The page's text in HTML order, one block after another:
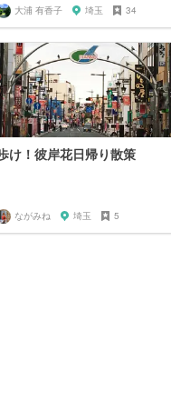
大浦 有香子 埼玉 34
け！彼岸花日帰り散策
ながみね 埼玉 5